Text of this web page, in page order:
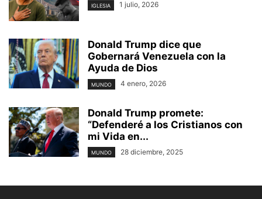
IGLESIA 1 julio, 2026
Donald Trump dice que
Gobernará Venezuela con la
Ayuda de Dios
MUNDO 4 enero, 2026
Donald Trump promete:
“Defenderé a los Cristianos con
mi Vida en...
MUNDO 28 diciembre, 2025